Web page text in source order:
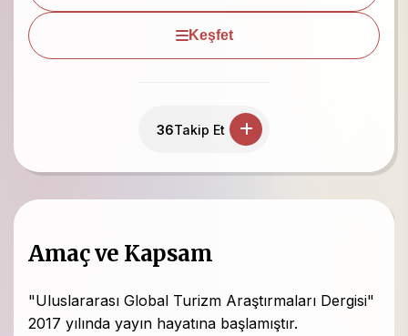
Keşfet
36Takip Et
Amaç ve Kapsam
"Uluslararası Global Turizm Araştırmaları Dergisi"
2017 yılında yayın hayatına başlamıştır.